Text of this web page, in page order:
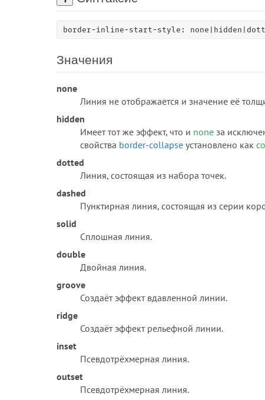
border-inline-start-style:
Значения
none
Линия не отображается и значение её
hidden
Имеет тот же эффект, что и none за
свойства border-collapse установлено как
dotted
Линия, состоящая из набора точек.
dashed
Пунктирная линия, состоящая из серии
solid
Сплошная линия.
double
Двойная линия.
groove
Создаёт эффект вдавленной линии.
ridge
Создаёт эффект рельефной линии.
inset
Псевдотрёхмерная линия.
outset
Псевдотрёхмерная линия.